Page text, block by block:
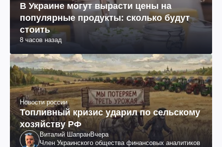
В Украине могут вырасти цены на
популярные продукты: сколько будут
стоить
8 часов назад
Новости россии
Топливный кризис ударил по сельскому
хозяйству РФ
Виталий ШапранВчера
Член Украинского общества финансовых аналитиков